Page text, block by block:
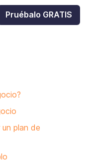
Pruébalo GRATIS
plan de